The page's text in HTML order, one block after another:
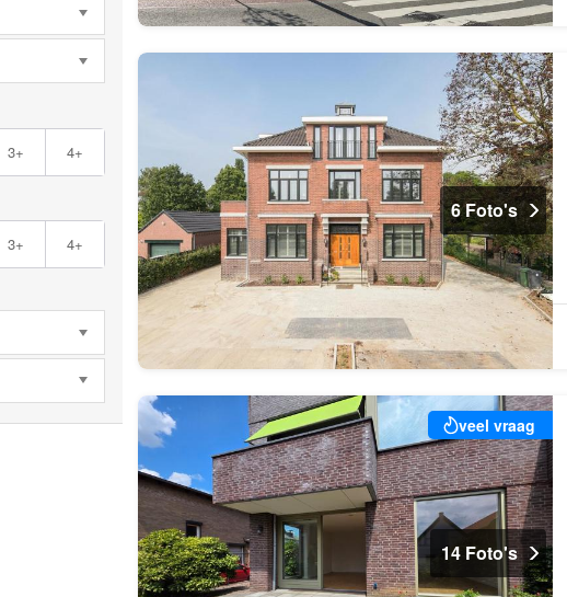
3+ 4+
3+ 4+
6 Foto's
veel vraag
14 Foto's